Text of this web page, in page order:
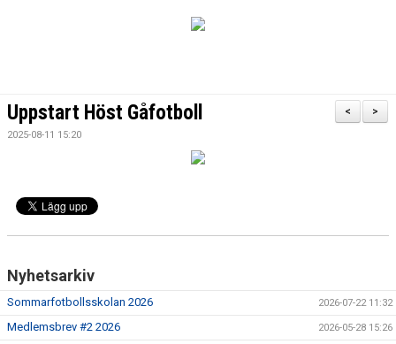
MEDLEMSBREV
FUTURUM KIOSK OCH KONFERENS
>
<
Uppstart Höst Gåfotboll
2025-08-11 15:20
Nyhetsarkiv
Sommarfotbollsskolan 2026 2026-07-22 11:32
Medlemsbrev #2 2026 2026-05-28 15:26